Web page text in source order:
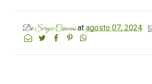
DeSergio Cánovasat agosto 07, 2024